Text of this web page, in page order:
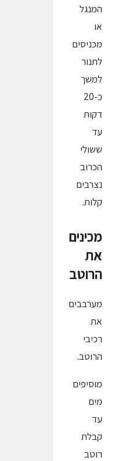
המנגל
או
מכניסים
לתנור
למשך
כ-20
דקות
עד
ששולי
הכרוב
נצרבים
קלות.
מכינים
את
הרוטב
מערבבים
את
רכיבי
הרוטב.
מוסיפים
מים
עד
קבלת
רוטב